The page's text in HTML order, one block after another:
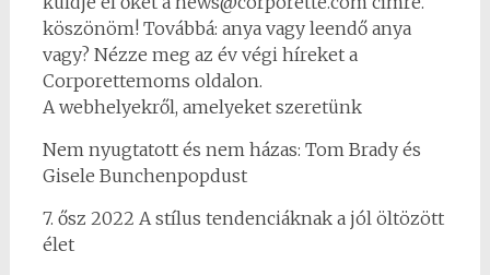
köszönöm! Továbbá: anya vagy leendő anya
vagy? Nézze meg az év végi híreket a
Corporettemoms oldalon.
A webhelyekről, amelyeket szeretünk
Nem nyugtatott és nem házas: Tom Brady és
Gisele Bunchenpopdust
7. ősz 2022 A stílus tendenciáknak a jól öltözött
élet